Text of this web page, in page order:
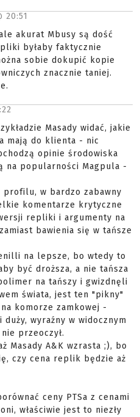
20:51
akurat Mbusy są dość
byłaby faktycznie
sobie dokupić kopie
znacznie taniej.
Masady widać, jakie
mają do klienta - nic
opinie środowiska
na popularności Magpula -
profilu, w bardzo zabawny
komentarze krytyczne
repliki i argumenty na
bawienia się w tańsze
na lepsze, bo wtedy to
być droższa, a nie tańsza
na tańszy i gwizdnęli
świata, jest ten "pikny"
komorze zamkowej -
duży, wyraźny w widocznym
przeoczył.
Masady A&K wzrasta ;), bo
czy cena replik będzie aż
ceny PTSa z cenami
właściwie jest to niezły